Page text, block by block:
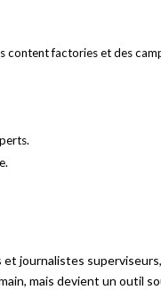
factories et des
journalistes
mais devient un